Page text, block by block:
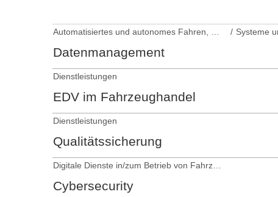
Automatisiertes und autonomes Fahren, Fahrerassistenzsysteme
Datenmanagement
Dienstleistungen
EDV im Fahrzeughandel
Dienstleistungen
Qualitätssicherung
Cybersecurity